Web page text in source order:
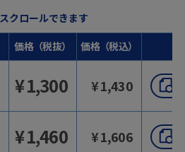
スクロールできます
価格（税抜） 価格（税込）
¥1,300 ¥1,430
¥1,460 ¥1,606